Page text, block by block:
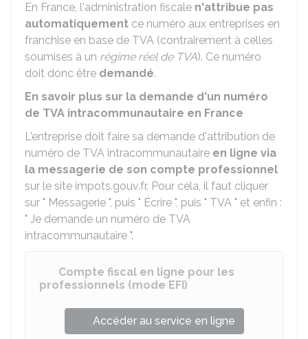
En France, l'administration fiscale n'attribue pas
automatiquement ce numéro aux entreprises en
franchise en base de TVA (contrairement à celles
soumises à un régime réel de TVA). Ce numéro
doit donc être demandé.
En savoir plus sur la demande d'un numéro
de TVA intracommunautaire en France
L'entreprise doit faire sa demande d'attribution de
numéro de TVA intracommunautaire en ligne via
la messagerie de son compte professionnel
sur le site impots.gouv.fr. Pour cela, il faut cliquer
sur " Messagerie ", puis " Écrire ", puis " TVA " et enfin :
" Je demande un numéro de TVA
intracommunautaire ".
Compte fiscal en ligne pour les
professionnels (mode EFI)
Accéder au service en ligne